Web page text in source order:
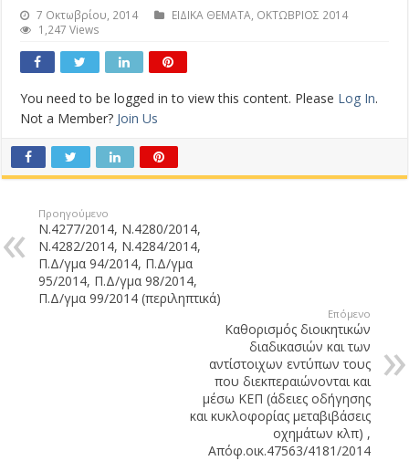
7 Οκτωβρίου, 2014 ΕΙΔΙΚΑ ΘΕΜΑΤΑ, ΟΚΤΩΒΡΙΟΣ 2014
1,247 Views
You need to be logged in to view this content. Please Log In.
Not a Member? Join Us
Προηγούμενο
Ν.4277/2014, Ν.4280/2014,
Ν.4282/2014, Ν.4284/2014,
Π.Δ/γμα 94/2014, Π.Δ/γμα
95/2014, Π.Δ/γμα 98/2014,
Π.Δ/γμα 99/2014 (περιληπτικά)
Επόμενο
Καθορισμός διοικητικών
διαδικασιών και των
αντίστοιχων εντύπων τους
που διεκπεραιώνονται και
μέσω ΚΕΠ (άδειες οδήγησης
και κυκλοφορίας μεταβιβάσεις
οχημάτων κλπ) ,
Απόφ.οικ.47563/4181/2014